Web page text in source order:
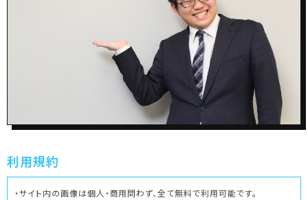
利用規約
・サイト内の画像は個人・商用問わず、全て無料で利用可能です。